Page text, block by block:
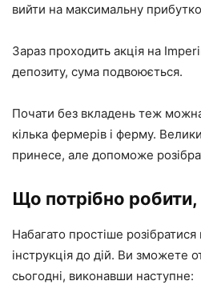
вийти на максимальну
Зараз проходить акція на
депозиту, сума подвоюється.
Почати без вкладень теж
кілька фермерів і ферму.
принесе, але допоможе
Що потрібно
Набагато простіше розібратися
інструкція до дій. Ви зможете
сьогодні, виконавши наступне: